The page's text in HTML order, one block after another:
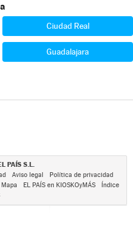
Ciudad Real
Guadalajara
PAÍS S.L.
Aviso legal
Política de privacidad
Mapa EL PAÍS en KIOSKOyMÁS
Índice